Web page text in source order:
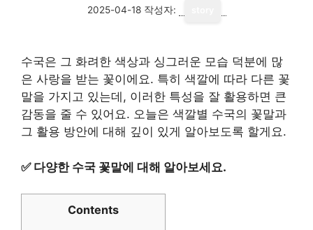
2025-04-18 작성자:
수국은 그 화려한 색상과 싱그러운 모습 덕분에 많
은 사랑을 받는 꽃이에요. 특히 색깔에 따라 다른 꽃
말을 가지고 있는데, 이러한 특성을 잘 활용하면 큰
감동을 줄 수 있어요. 오늘은 색깔별 수국의 꽃말과
그 활용 방안에 대해 깊이 있게 알아보도록 할게요.
✅ 다양한 수국 꽃말에 대해 알아보세요.
Contents